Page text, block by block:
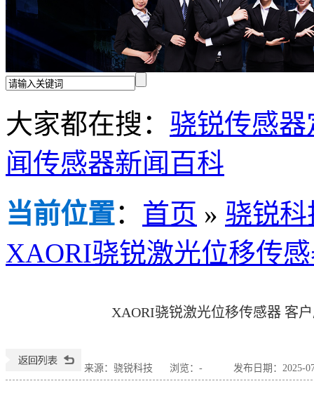
大家都在搜： 骁锐传感器
闻传感器新闻百科
当前位置： 首页 » 骁锐
XAORI骁锐激光位移传
XAORI骁锐激光位移传感器 客
来源：骁锐科技 浏览： - 发布日期：2025-